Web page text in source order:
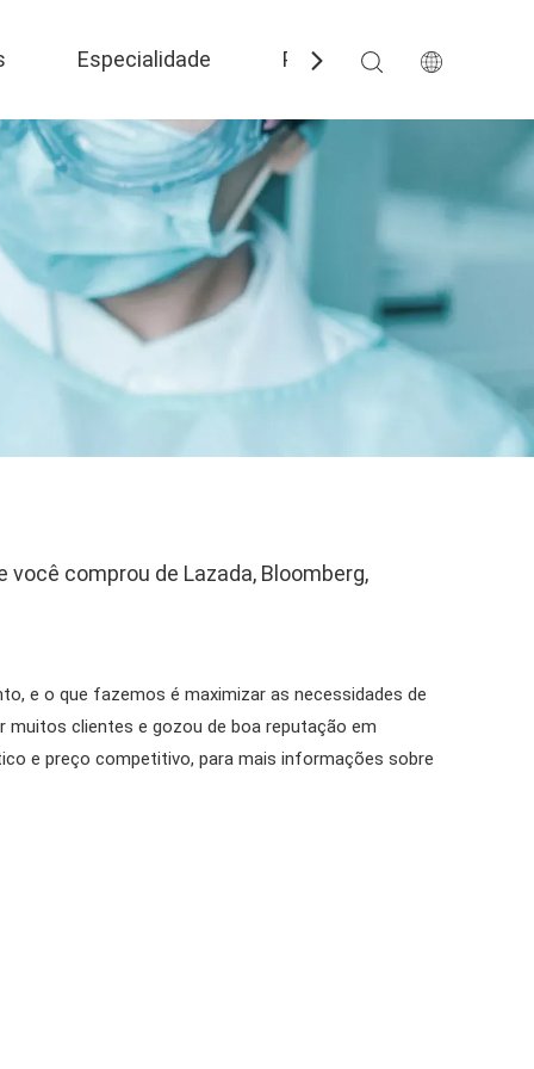
Especialidade Perguntas frequentes
comprou de Lazada, Bloomberg,
e o que fazemos é maximizar as necessidades de
muitos clientes e gozou de boa reputação em
e preço competitivo, para mais informações sobre